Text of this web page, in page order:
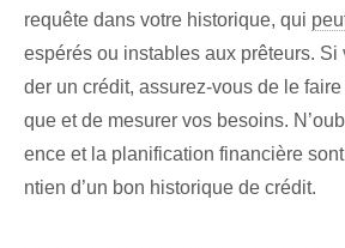
requête ⁤dans ⁤votre historique, qui
espérés ou instables aux prêteurs. Si
der un crédit, assurez-vous de le
que et de mesurer vos besoins.
ence et la planification financière
ntien d’un bon historique de crédit.